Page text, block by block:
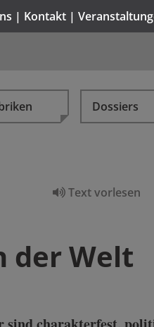
| Kontakt |
Dossiers
Text vorlesen
der Welt